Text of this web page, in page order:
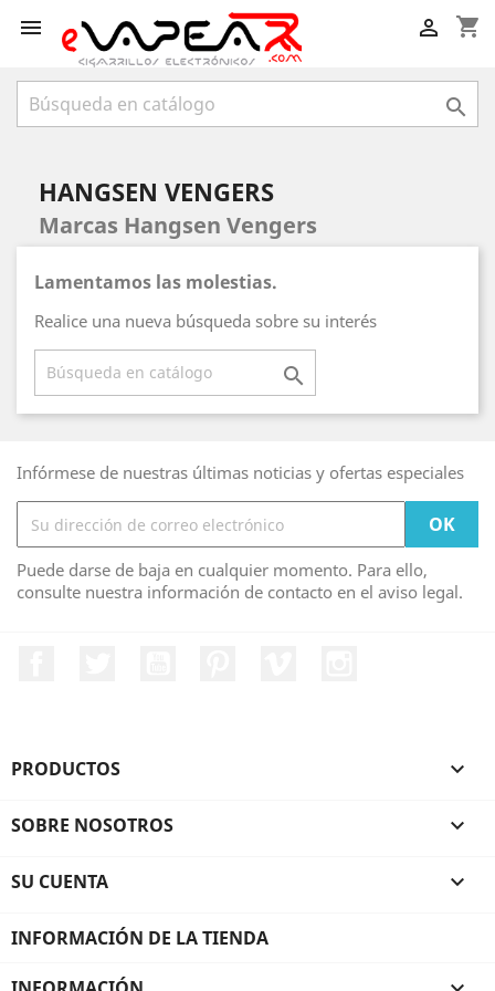
 shopping_cart


HANGSEN VENGERS
Marcas Hangsen Vengers
Lamentamos las molestias.
Realice una nueva búsqueda sobre su interés

Infórmese de nuestras últimas noticias y ofertas especiales
Puede darse de baja en cualquier momento. Para ello,
consulte nuestra información de contacto en el aviso legal.
PRODUCTOS 
SOBRE NOSOTROS 
SU CUENTA 
INFORMACIÓN DE LA TIENDA